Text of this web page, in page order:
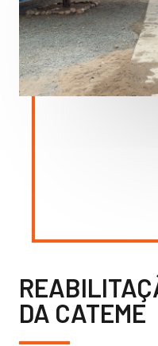
DA CATEME